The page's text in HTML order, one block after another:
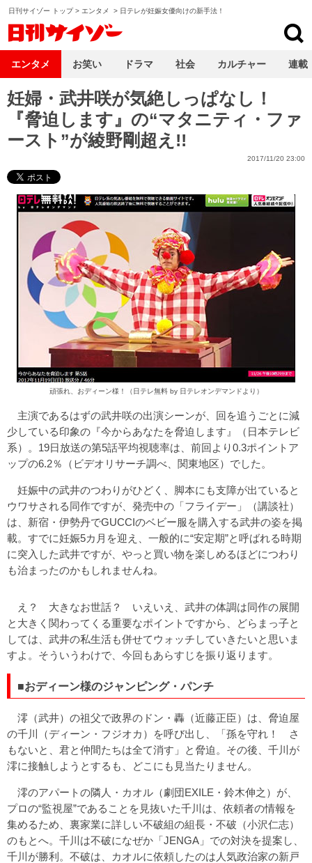
日刊サイゾー トップ> エンタメ > 日テレが妊娠女優向けの新手法！
妊婦・武井咲が気絶しっぱなし！
『脅迫します』の“マタニティ・ファ
ースト”が綾野剛超え!!
2017/11/20 23:00
頑張れ、おディーン様！（日テレ無料 by 日テレオンデマンドより）
主演であるはずの武井咲の出演シーンが、回を追うごとに減
少している印象の『今からあなたを脅迫します』（日本テレビ
系）。19日放送の第5話平均視聴率は、前回より0.3ポイントア
ップの6.2％（ビデオリサーチ調べ、関東地区）でした。
妊娠中の武井のつわりがひどく、脚本にも支障が出ていると
ウワサされる同作ですが、発売中の「フライデー」（講談社）
は、新宿・伊勢丹でGUCCIのベビー服を購入する武井の姿を掲
載。すでに妊娠5カ月を迎え、一般的に“安定期”と呼ばれる時期
に突入した武井ですが、やっと買い物を楽しめるほどにつわり
も治まったのかもしれませんね。
え？ 大きなお世話？ いえいえ、武井の体調は同作の展開
と大きく関わってくる重要なポイントですから、どらまっ子と
しては、武井の私生活も併せてウォッチしていきたいと思いま
すよ。そういうわけで、今回もあらすじを振り返ります。
■おディーン様のジャンピング・パンチ
澪（武井）の祖父で政界のドン・轟（近藤正臣）は、脅迫屋
の千川（ディーン・フジオカ）を呼び出し、「孫を守れ！ さ
もないと、君と仲間たちは全て消す」と脅迫。その後、千川が
澪に接触しようとするも、どこにも見当たりません。
澪のアパートの隣人・カオル（劇団EXILE・鈴木伸之）が、
プロの“監視屋”であることを見抜いた千川は、依頼者の情報を
集めるため、裏家業に詳しい不破組の組長・不破（小沢仁志）
のもとへ。千川は不破になぜか「JENGA」での対決を提案し、
千川が勝利。不破は、カオルに依頼したのは人気政治家の新戸
エンタメ お笑い ドラマ 社会 カルチャー 連載